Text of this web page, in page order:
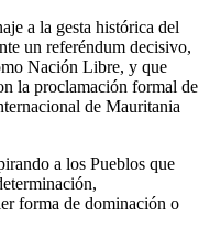
a la gesta histórica del
un referéndum decisivo,
Nación Libre, y que
la proclamación formal de
de Mauritania
a los Pueblos que
forma de dominación o